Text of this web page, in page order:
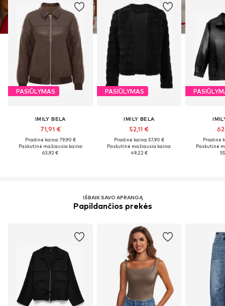
PASIŪLYMAS
IMILY BELA
71,91 €
Pradinė kaina: 79,90 €
Paskutinė mažiausia kaina:
63,92 €
PASIŪLYMAS
IMILY BELA
52,11 €
Pradinė kaina: 57,90 €
Paskutinė mažiausia kaina:
49,22 €
Pradinė
Paskutinė
IŠBAIK SAVO APRANGĄ
Papildančios prekės